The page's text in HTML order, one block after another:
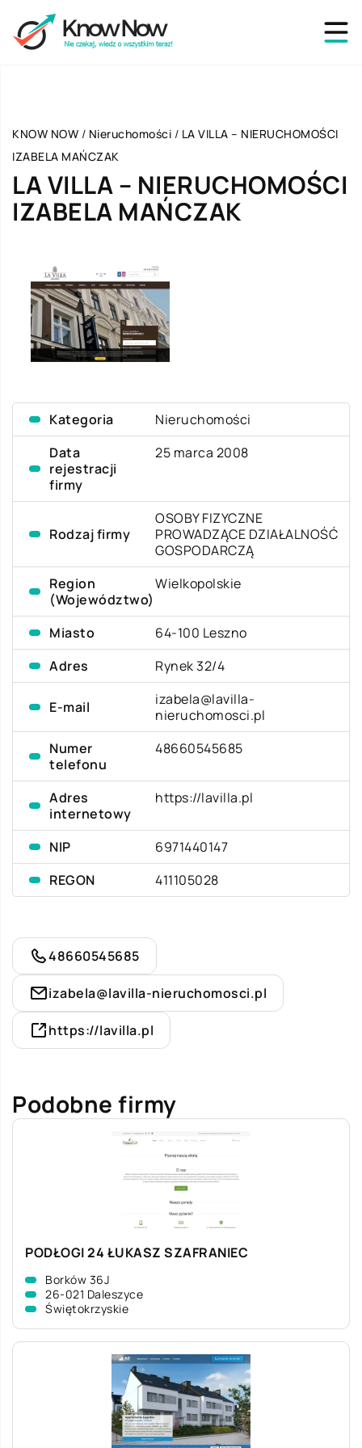
KNOW NOW / Nieruchomości / LA VILLA – NIERUCHOMOŚCI
IZABELA MAŃCZAK
LA VILLA – NIERUCHOMOŚCI
IZABELA MAŃCZAK
Kategoria
Nieruchomości
Data
rejestracji
firmy
25 marca 2008
Rodzaj firmy
OSOBY FIZYCZNE
PROWADZĄCE DZIAŁALNOŚĆ
GOSPODARCZĄ
Region
(Województwo)
Wielkopolskie
Miasto
64-100 Leszno
Adres
Rynek 32/4
E-mail
izabela@lavilla-
nieruchomosci.pl
Numer
telefonu
48660545685
Adres
internetowy
https://lavilla.pl
NIP
6971440147
REGON
411105028
48660545685
izabela@lavilla-nieruchomosci.pl
https://lavilla.pl
Podobne firmy
PODŁOGI 24 ŁUKASZ SZAFRANIEC
Borków 36J
26-021 Daleszyce
Świętokrzyskie